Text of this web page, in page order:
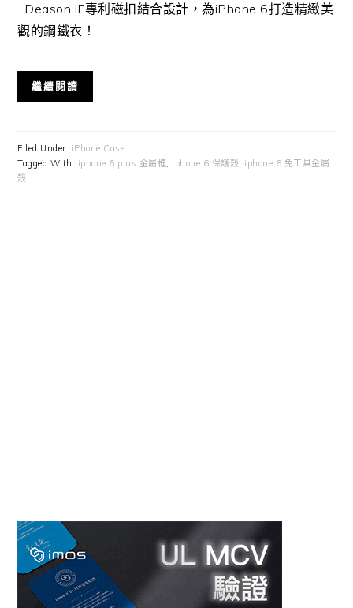
Deason iF專利磁扣結合設計，為iPhone 6打造精緻美
觀的鋼鐵衣！ ...
繼續閱讀
Filed Under: iPhone Case
Tagged With: iphone 6 plus 金屬框, iphone 6 保護殼, iphone 6 免工具金屬
殼